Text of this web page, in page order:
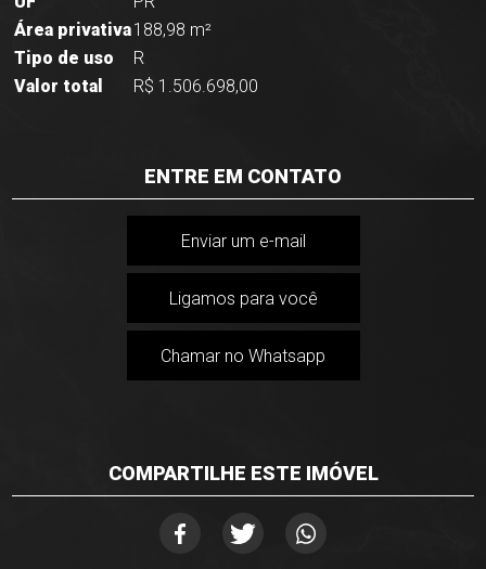
Área privativa188,98 m²
Tipo de uso
R
Valor total
R$ 1.506.698,00
ENTRE EM CONTATO
Enviar um e-mail
Ligamos para você
Chamar no Whatsapp
COMPARTILHE ESTE IMÓVEL